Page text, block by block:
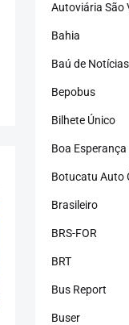
Autoviária São
Bahia
Baú de Notícias
Bepobus
Bilhete Único
Boa Esperança
Botucatu Auto
Brasileiro
BRS-FOR
BRT
Bus Report
Buser